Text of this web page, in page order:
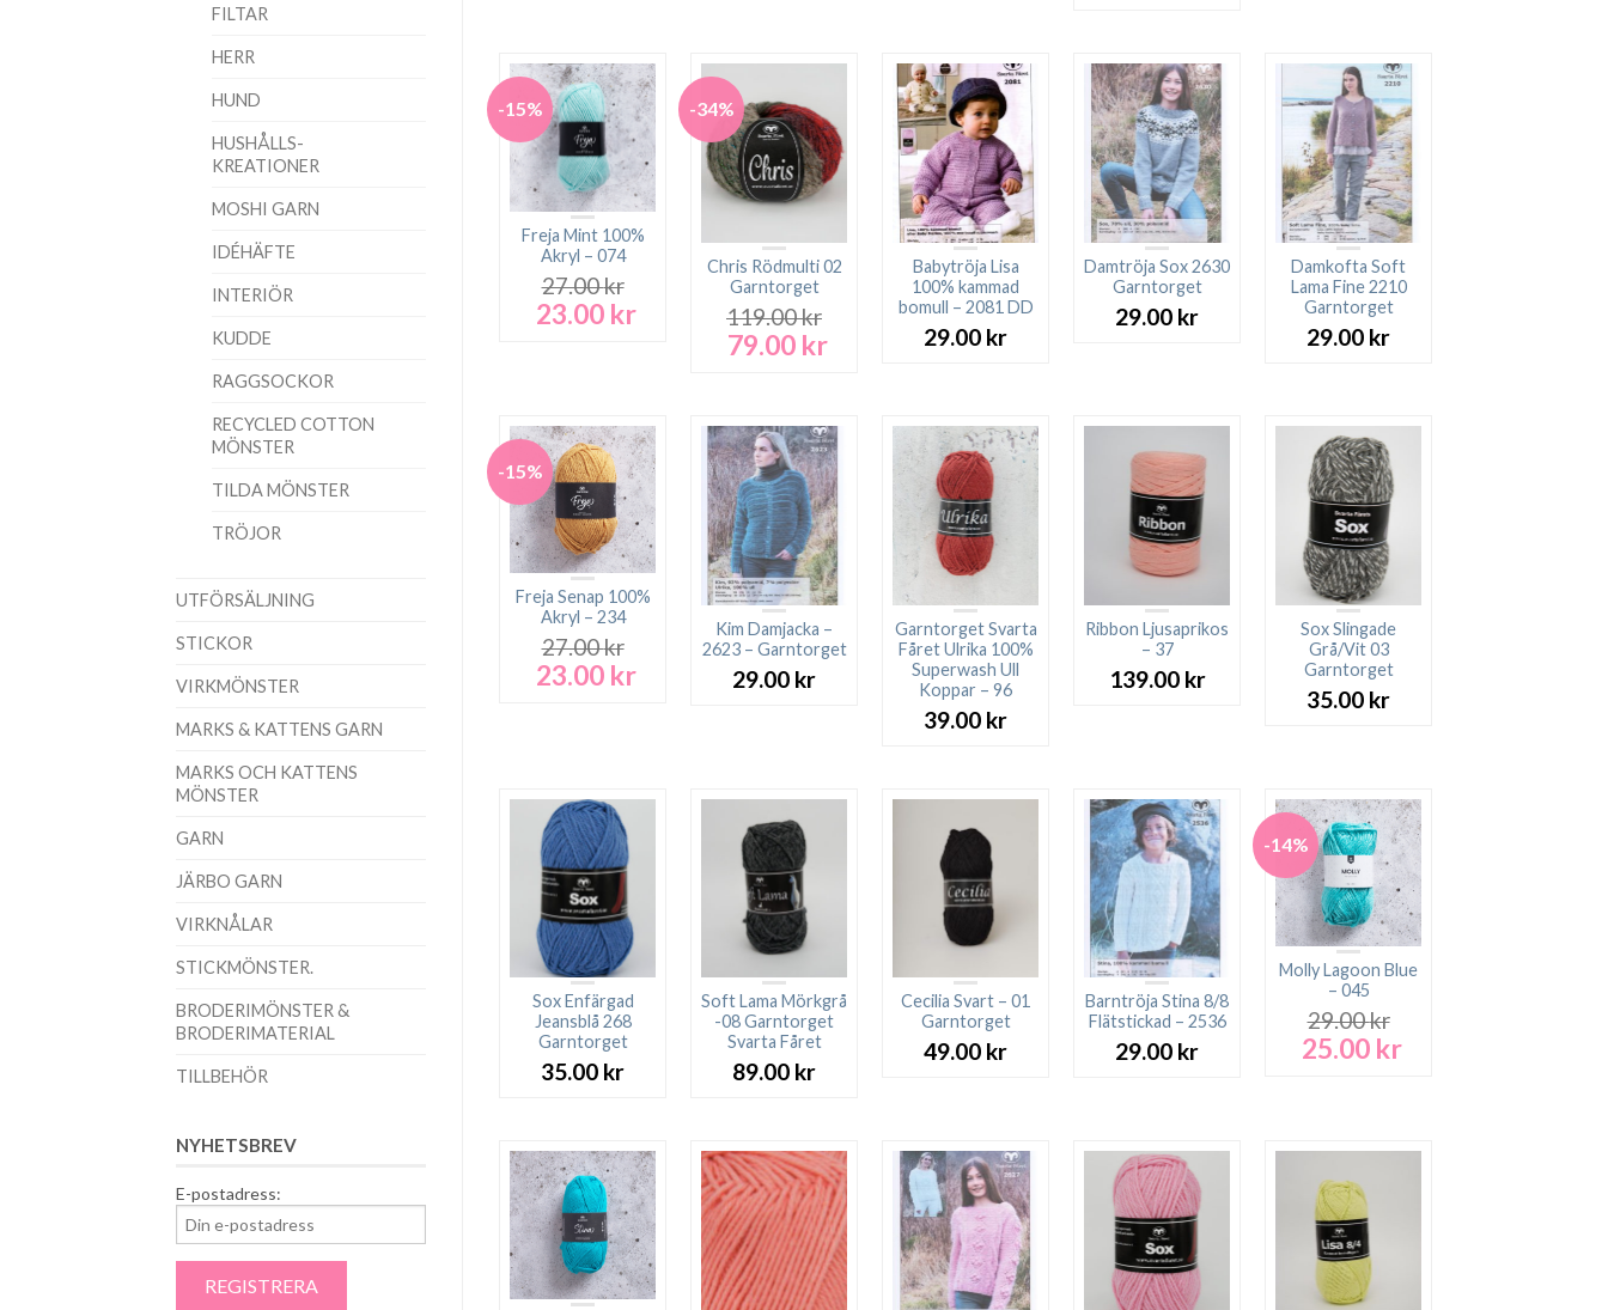
FILTAR
HERR
HUND
HUSHÅLLS-
KREATIONER
MOSHI GARN
IDÉHÄFTE
INTERIÖR
KUDDE
RAGGSOCKOR
RECYCLED COTTON
MÖNSTER
TILDA MÖNSTER
TRÖJOR
UTFÖRSÄLJNING
STICKOR
VIRKMÖNSTER
MARKS & KATTENS GARN
MARKS OCH KATTENS
MÖNSTER
GARN
JÄRBO GARN
VIRKNÅLAR
STICKMÖNSTER.
BRODERIMÖNSTER &
BRODERIMATERIAL
TILLBEHÖR
NYHETSBREV
E-postadress:
-15%
Freja Mint 100%
Akryl – 074
27.00kr
Det
23.00 krDet
nuvarande
-34%
Chris Rödmulti 02
Garntorget
119.00kr
Det
119.00 kr.
79.00 krDet
79.00 kr.
Babytröja Lisa
100% kammad
bomull – 2081 DD
29.00 kr
Damtröja Sox 2630
Garntorget
29.00 kr
Damkofta Soft
Lama Fine 2210
Garntorget
29.00 kr
-15%
Freja Senap 100%
Akryl – 234
27.00kr
Det
23.00 krDet
nuvarande
Kim Damjacka –
2623 – Garntorget
29.00 kr
Garntorget Svarta
Fåret Ulrika 100%
Superwash Ull
Koppar – 96
39.00 kr
Ribbon Ljusaprikos
– 37
139.00 kr
Sox Slingade
Grå/Vit 03
Garntorget
35.00 kr
Sox Enfärgad
Jeansblå 268
Garntorget
35.00 kr
Soft Lama Mörkgrå
-08 Garntorget
Svarta Fåret
89.00 kr
Cecilia Svart – 01
Garntorget
49.00 kr
Barntröja Stina 8/8
Flätstickad – 2536
29.00 kr
-14%
Molly Lagoon Blue
– 045
29.00kr
Det
25.00 krDet